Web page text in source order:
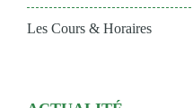
Les Cours & Horaires